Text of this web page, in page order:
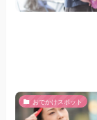
おでかけスポット